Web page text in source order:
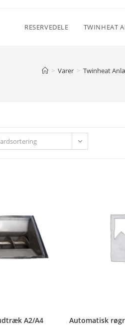
RESERVEDELE TWINHEAT
> Varer > Twinheat
A2/A4 Automatisk